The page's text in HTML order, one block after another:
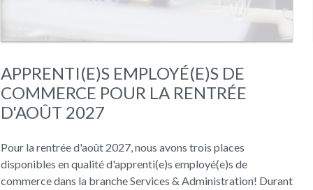
APPRENTI(E)S EMPLOYÉ(E)S DE
COMMERCE POUR LA RENTRÉE
D'AOÛT 2027
Pour la rentrée d'août 2027, nous avons trois places
disponibles en qualité d'apprenti(e)s employé(e)s de
commerce dans la branche Services & Administration! Durant